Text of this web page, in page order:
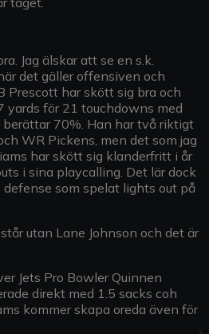
Jag älskar att se en s.k.
det gäller offensiven och
Prescott har skött sig bra och
yards för 21 touchdowns med
70%. Han har två riktigt
WR Pickens, men det som jag
har skött sig klanderfritt i år
i sina playcalling. Det lär dock
som spelat lights out på
utan Lane Johnson och det är
Jets Pro Bowler Quinnen
direkt med 1.5 sacks coh
kommer skapa oreda även för